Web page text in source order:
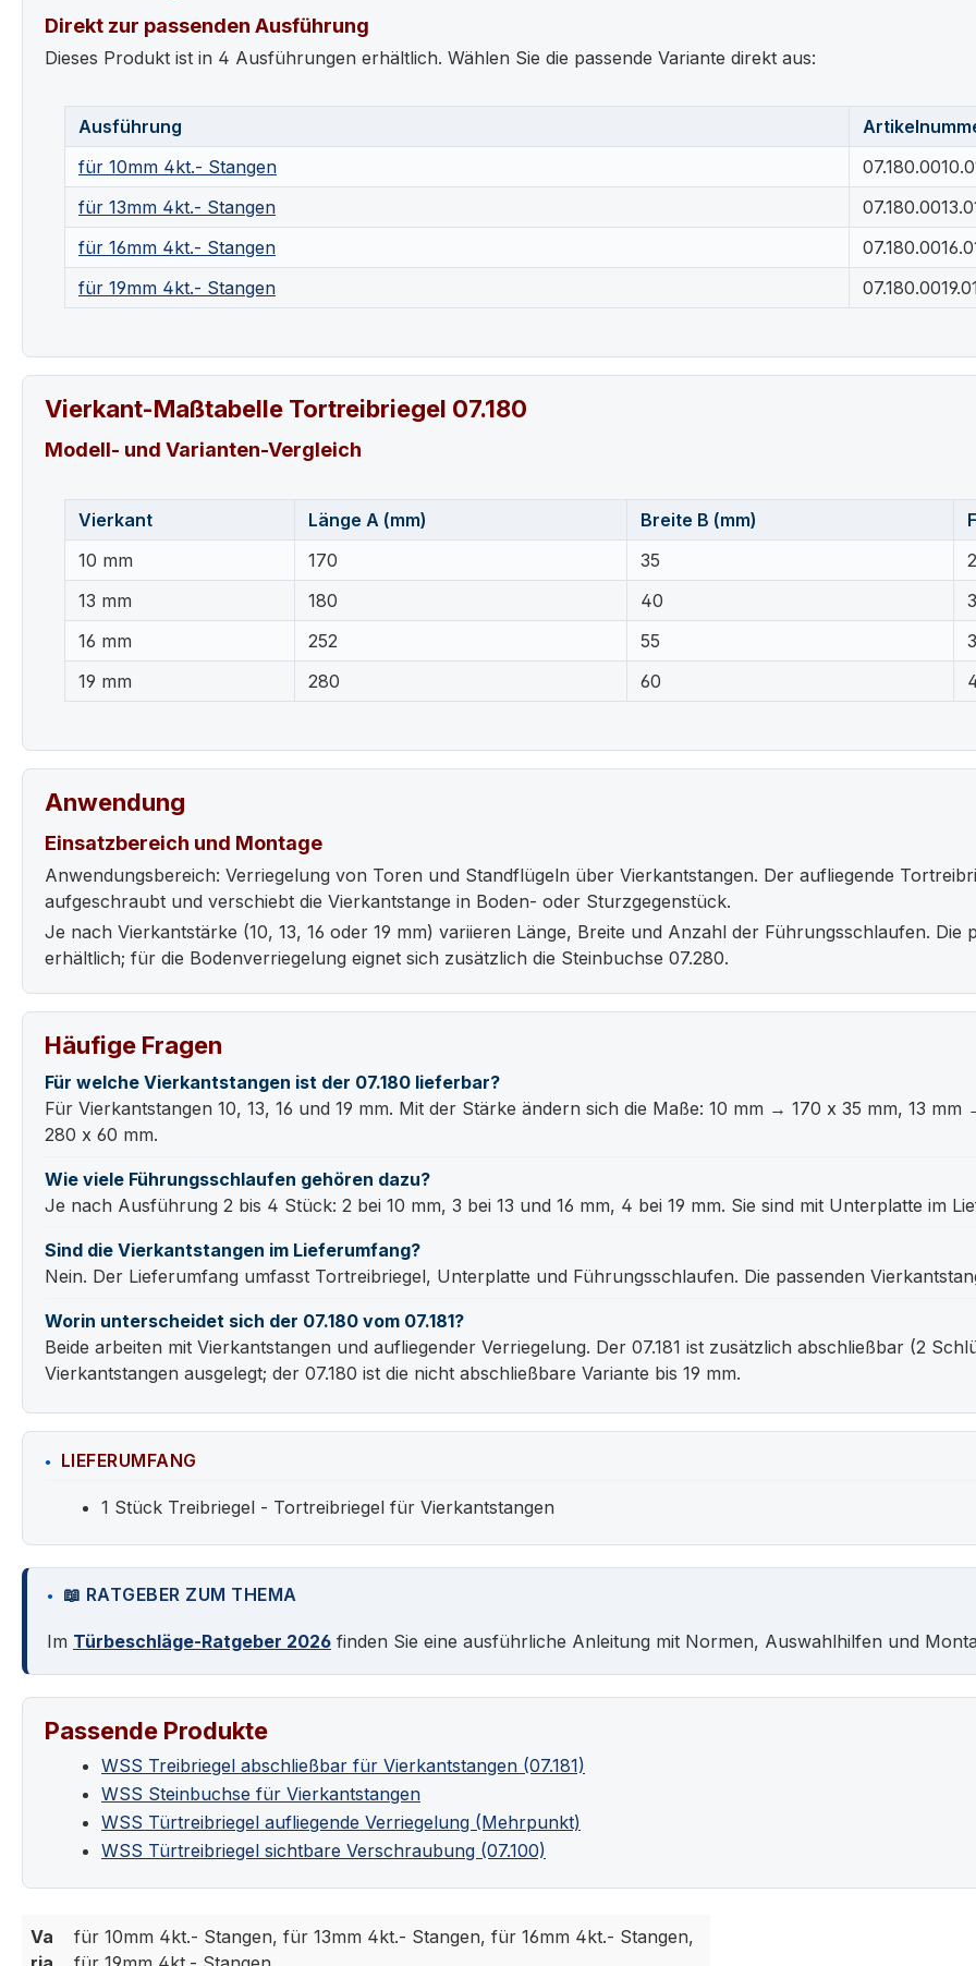
Direkt zur passenden Ausführung
Dieses Produkt ist in 4 Ausführungen erhältlich. Wählen Sie die passende Variante direkt aus:
Ausführung
für 10mm 4kt.- Stangen
für 13mm 4kt.- Stangen
für 16mm 4kt.- Stangen
für 19mm 4kt.- Stangen
Vierkant-Maßtabelle Tortreibriegel 07.180
Modell- und Varianten-Vergleich
Vierkant Länge A (mm) Breite B (mm)
10 mm
170 35
13 mm
180 40
16 mm
252 55
19 mm
280 60
Anwendung
Einsatzbereich und Montage
Anwendungsbereich: Verriegelung von Toren und Standflügeln über Vierkantstangen. Der aufliegende
aufgeschraubt und verschiebt die Vierkantstange in Boden- oder Sturzgegenstück.
Je nach Vierkantstärke (10, 13, 16 oder 19 mm) variieren Länge, Breite und Anzahl der Führungsschlaufen.
erhältlich; für die Bodenverriegelung eignet sich zusätzlich die Steinbuchse 07.280.
Häufige Fragen
Für welche Vierkantstangen ist der 07.180 lieferbar?
Für Vierkantstangen 10, 13, 16 und 19 mm. Mit der Stärke ändern sich die Maße: 10 mm → 170 x 35 mm, 13
280 x 60 mm.
Wie viele Führungsschlaufen gehören dazu?
Je nach Ausführung 2 bis 4 Stück: 2 bei 10 mm, 3 bei 13 und 16 mm, 4 bei 19 mm. Sie sind mit Unterplatte im
Sind die Vierkantstangen im Lieferumfang?
Nein. Der Lieferumfang umfasst Tortreibriegel, Unterplatte und Führungsschlaufen. Die passenden
Worin unterscheidet sich der 07.180 vom 07.181?
Beide arbeiten mit Vierkantstangen und aufliegender Verriegelung. Der 07.181 ist zusätzlich abschließbar (2
Vierkantstangen ausgelegt; der 07.180 ist die nicht abschließbare Variante bis 19 mm.
LIEFERUMFANG
1 Stück Treibriegel - Tortreibriegel für Vierkantstangen
📖 RATGEBER ZUM THEMA
Im Türbeschläge-Ratgeber 2026 finden Sie eine ausführliche Anleitung mit Normen, Auswahlhilfen und
Passende Produkte
WSS Treibriegel abschließbar für Vierkantstangen (07.181)
WSS Steinbuchse für Vierkantstangen
WSS Türtreibriegel aufliegende Verriegelung (Mehrpunkt)
WSS Türtreibriegel sichtbare Verschraubung (07.100)
Va
für 10mm 4kt.- Stangen, für 13mm 4kt.- Stangen, für 16mm 4kt.- Stangen,